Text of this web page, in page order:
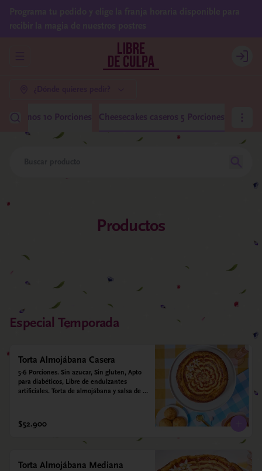
Login
Medianos 10 Porciones Cheesecakes caseros 5 Porciones
Productos
Especial Temporada
Torta Almojábana Casera
5-6 Porciones. Sin azucar, Sin gluten, Apto
para diabéticos, Libre de endulzantes
artificiales. Torta de almojábana y salsa de
alulosa, leche deslactosada, leche de coco,
vainilla. Salsa de guayaba: Guayaba y
$52.900
Torta Almojábana Mediana